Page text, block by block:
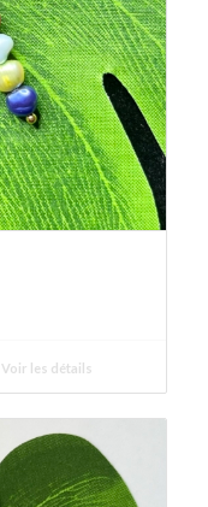
Voir les détails